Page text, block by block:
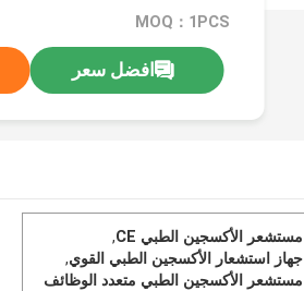
MOQ：1PCS
افضل سعر
مستشعر الأكسجين الطبي CE
,
جهاز استشعار الأكسجين الطبي القوي,
مستشعر الأكسجين الطبي متعدد الوظائف